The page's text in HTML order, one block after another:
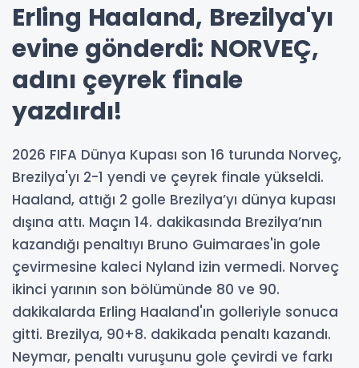
Erling Haaland, Brezilya'yı
evine gönderdi: NORVEÇ,
adını çeyrek finale
yazdırdı!
2026 FIFA Dünya Kupası son 16 turunda Norveç,
Brezilya'yı 2-1 yendi ve çeyrek finale yükseldi.
Haaland, attığı 2 golle Brezilya’yı dünya kupası
dışına attı. Maçın 14. dakikasında Brezilya’nın
kazandığı penaltıyı Bruno Guimaraes'in gole
çevirmesine kaleci Nyland izin vermedi. Norveç
ikinci yarının son bölümünde 80 ve 90.
dakikalarda Erling Haaland'ın golleriyle sonuca
gitti. Brezilya, 90+8. dakikada penaltı kazandı.
Neymar, penaltı vuruşunu gole çevirdi ve farkı